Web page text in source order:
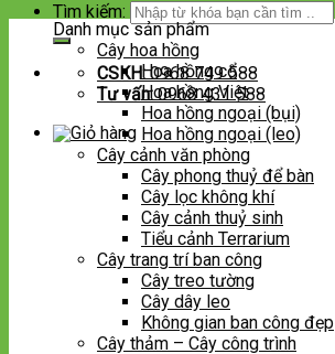
Tìm kiếm:
CSKH:0968 749 588
Tư vấn:0968 431 588
Danh mục sản phẩm
Cây hoa hồng
Hoa hồng cổ
Hoa hồng Việt
Hoa hồng ngoại (bụi)
Hoa hồng ngoại (leo)
Cây cảnh văn phòng
Cây phong thuỷ để bàn
Cây lọc không khí
Cây cảnh thuỷ sinh
Tiểu cảnh Terrarium
Cây trang trí ban công
Cây treo tường
Cây dây leo
Không gian ban công đẹp
Cây thảm – Cây công trình